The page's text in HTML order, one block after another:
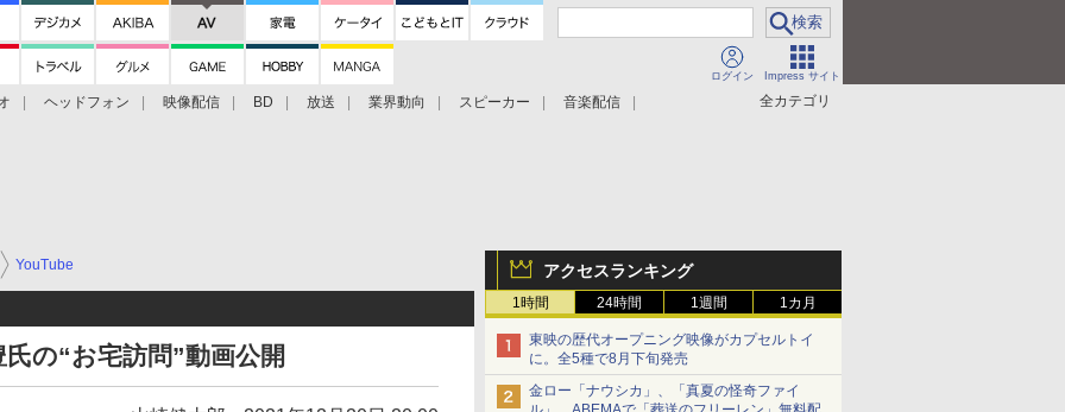
ログイン Impress サイト
全カテゴリ
ヘッドフォン 映像配信 BD 放送 業界動向 スピーカー
音楽配信
アクセスランキング
1時間 24時間 1週間 1カ月
東映の歴代オープニング映像がカプセルトイ
に。全5種で8月下旬発売
金ロー「ナウシカ」、「真夏の怪奇ファイ
YouTube
の“お宅訪問”動画公開